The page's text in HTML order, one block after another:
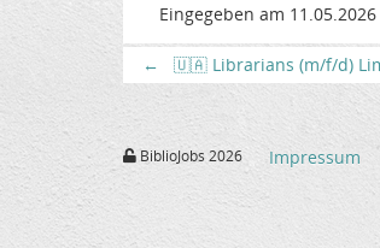
Eingegeben am
←
🇺🇦 Librarians (m/f/d)
BiblioJobs 2026 Impressum